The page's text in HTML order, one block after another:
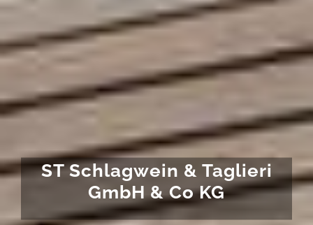
ST Schlagwein & Taglieri
GmbH & Co KG